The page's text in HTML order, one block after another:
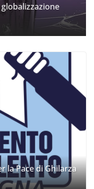
la Pace di Ghilarza